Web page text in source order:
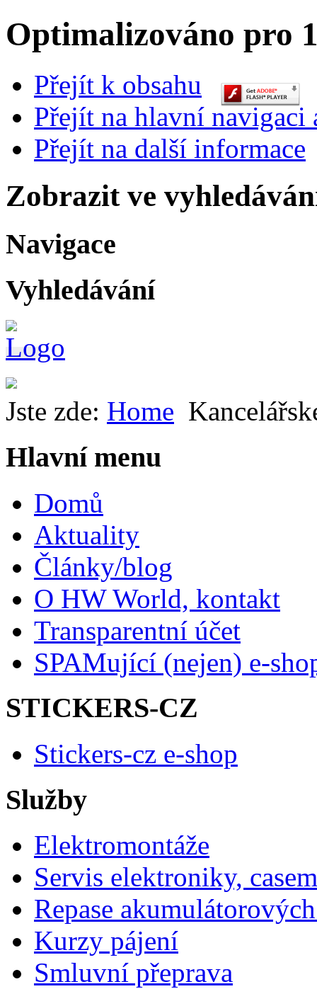
Optimalizováno pro
Přejít k obsahu
Přejít na hlavní navigaci
Přejít na další informace
Zobrazit ve
Navigace
Vyhledávání
Jste zde: Home
Hlavní menu
Domů
Aktuality
Články/blog
O HW World, kontakt
Transparentní účet
SPAMující (nejen) e-
STICKERS-CZ
Stickers-cz e-shop
Služby
Elektromontáže
Servis elektroniky,
Repase
Kurzy pájení
Smluvní přeprava